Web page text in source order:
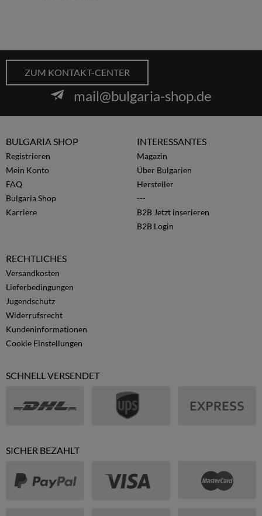
ZUM KONTAKT-CENTER
mail@bulgaria-shop.de
BULGARIA SHOP
Registrieren
Mein Konto
FAQ
Bulgaria Shop
Karriere
INTERESSANTES
Magazin
Über Bulgarien
Hersteller
---
B2B Jetzt inserieren
B2B Login
RECHTLICHES
Versandkosten
Lieferbedingungen
Jugendschutz
Widerrufsrecht
Kundeninformationen
Cookie Einstellungen
SCHNELL VERSENDET
SICHER BEZAHLT